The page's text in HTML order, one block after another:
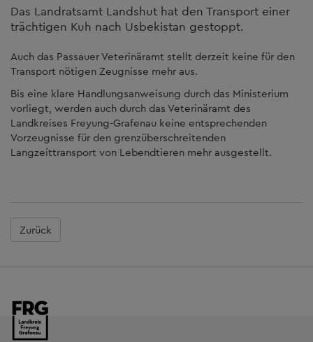
Das Landratsamt Landshut hat den Transport einer
trächtigen Kuh nach Usbekistan gestoppt.
Auch das Passauer Veterinäramt stellt derzeit keine für den
Transport nötigen Zeugnisse mehr aus.
Bis eine klare Handlungsanweisung durch das Ministerium
vorliegt, werden auch durch das Veterinäramt des
Landkreises Freyung-Grafenau keine entsprechenden
Vorzeugnisse für den grenzüberschreitenden
Langzeittransport von Lebendtieren mehr ausgestellt.
Zurück